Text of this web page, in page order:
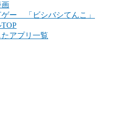
画
ゲー 「ビシバシてんこ」
アプリ一覧